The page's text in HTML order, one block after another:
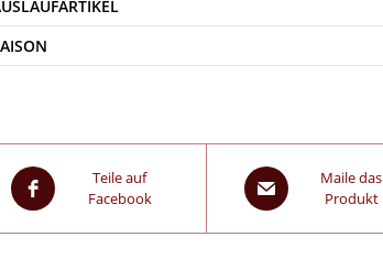
Teile auf
Facebook
Maile das
Produkt